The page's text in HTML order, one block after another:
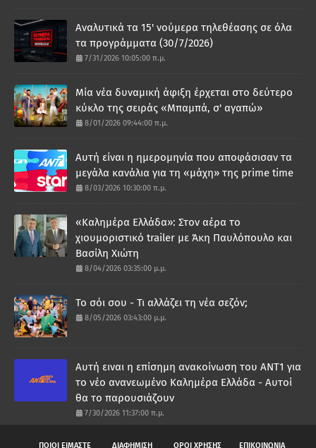
Αναλυτικά τα 15' νούμερα τηλεθέασης σε όλα
τα προγράμματα (30/7/2026)
7/31/2026 10:05:00 π.μ.
Μία νέα δυναμική άφιξη έρχεται στο δεύτερο
κύκλο της σειράς «Μπαμπά, σ' αγαπώ»
8/01/2026 09:44:00 π.μ.
Αυτή είναι η ημερομηνία που αποφάσισαν τα
μεγάλα κανάλια για τη «μάχη» της prime time
8/03/2026 10:30:00 π.μ.
«Καλημέρα Ελλάδα»: Στον αέρα το
χιουμοριστικό trailer με Άκη Παυλόπουλο και
Βασίλη Χιώτη
8/04/2026 03:35:00 μ.μ.
Το σόι σου - Τι αλλάζει τη νέα σεζόν;
8/05/2026 03:43:00 μ.μ.
Αυτή ειναι η επίσημη ανακοίνωση του ΑΝΤ1 για
το νέο ανανεωμένο Καλημέρα Ελλάδα - Αυτοί
θα το παρουσιάζουν
7/30/2026 11:37:00 π.μ.
ΠΟΙΟΙ ΕΙΜΑΣΤΕ ΔΙΑΦΗΜΙΣΗ ΟΡΟΙ ΧΡΗΣΗΣ ΕΠΙΚΟΙΝΩΝΙΑ